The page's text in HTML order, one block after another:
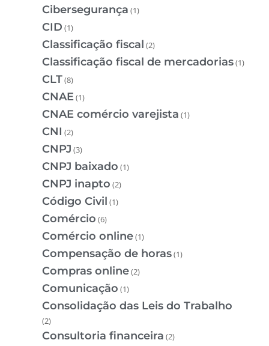
Cibersegurança (1)
CID (1)
Classificação fiscal (2)
Classificação fiscal de mercadorias(1)
CLT(8)
CNAE(1)
CNAE comércio varejista (1)
CNI (2)
CNPJ (3)
CNPJ baixado (1)
CNPJ inapto (2)
Código Civil (1)
Comércio (6)
Comércio online(1)
Compensação de horas(1)
Compras online(2)
Comunicação (1)
Consolidação das Leis do Trabalho
(2)
Consultoria financeira (2)